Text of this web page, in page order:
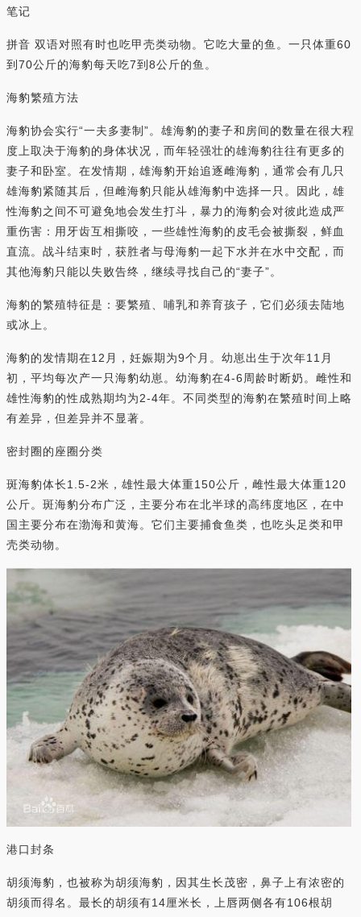
笔记
拼音 双语对照有时也吃甲壳类动物。它吃大量的鱼。一只体重60
到70公斤的海豹每天吃7到8公斤的鱼。
海豹繁殖方法
海豹协会实行“一夫多妻制”。雄海豹的妻子和房间的数量在很大程
度上取决于海豹的身体状况，而年轻强壮的雄海豹往往有更多的
妻子和卧室。在发情期，雄海豹开始追逐雌海豹，通常会有几只
雄海豹紧随其后，但雌海豹只能从雄海豹中选择一只。因此，雄
性海豹之间不可避免地会发生打斗，暴力的海豹会对彼此造成严
重伤害：用牙齿互相撕咬，一些雄性海豹的皮毛会被撕裂，鲜血
直流。战斗结束时，获胜者与母海豹一起下水并在水中交配，而
其他海豹只能以失败告终，继续寻找自己的“妻子”。
海豹的繁殖特征是：要繁殖、哺乳和养育孩子，它们必须去陆地
或冰上。
海豹的发情期在12月，妊娠期为9个月。幼崽出生于次年11月
初，平均每次产一只海豹幼崽。幼海豹在4-6周龄时断奶。雌性和
雄性海豹的性成熟期均为2-4年。不同类型的海豹在繁殖时间上略
有差异，但差异并不显著。
密封圈的座圈分类
斑海豹体长1.5-2米，雄性最大体重150公斤，雌性最大体重120
公斤。斑海豹分布广泛，主要分布在北半球的高纬度地区，在中
国主要分布在渤海和黄海。它们主要捕食鱼类，也吃头足类和甲
壳类动物。
港口封条
胡须海豹，也被称为胡须海豹，因其生长茂密，鼻子上有浓密的
胡须而得名。最长的胡须有14厘米长，上唇两侧各有106根胡